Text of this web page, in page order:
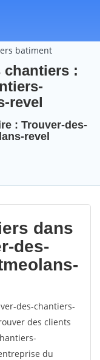
batiment
chantiers :
revel
: Trouver-des-
revel
dans
des-
des-chantiers-
des clients
du